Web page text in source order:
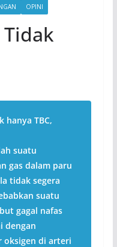
OPINI
hanya TBC,
suatu
gas dalam paru
tidak segera
suatu
gagal nafas
dengan
oksigen di arteri